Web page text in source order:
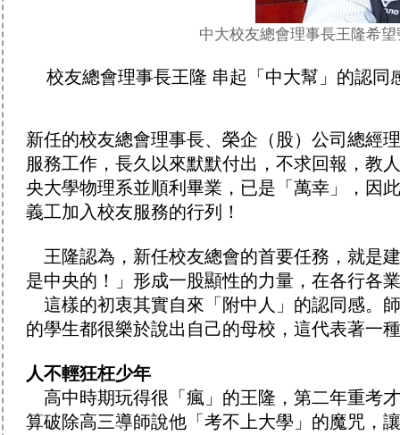
中大校友總會理事長王隆希
校友總會理事長王隆 串起「中大幫」的認同
新任的校友總會理事長、榮企（股）公司總經
服務工作，長久以來默默付出，不求回報，教
央大學物理系並順利畢業，已是「萬幸」，因
義工加入校友服務的行列！
王隆認為，新任校友總會的首要任務，就是
是中央的！」形成一股顯性的力量，在各行各
這樣的初衷其實自來「附中人」的認同感。
的學生都很樂於說出自己的母校，這代表著一
人不輕狂枉少年
高中時期玩得很「瘋」的王隆，第二年重考
算破除高三導師說他「考不上大學」的魔咒，